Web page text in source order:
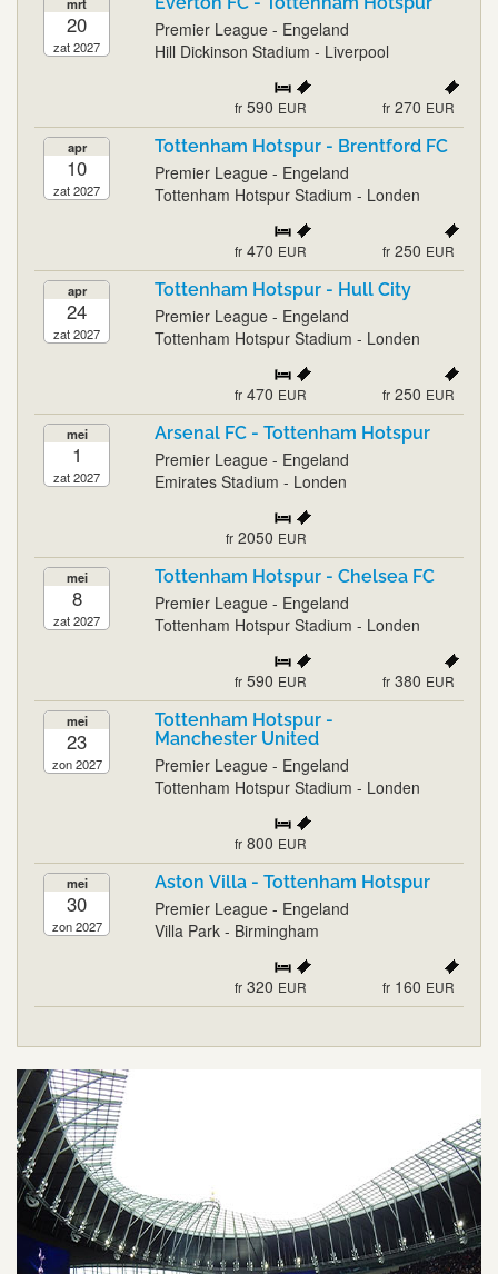
mrt
20
zat 2027
Premier League - Engeland
Hill Dickinson Stadium - Liverpool
fr 590 EUR fr 270 EUR
apr
10
zat 2027
Tottenham Hotspur - Brentford FC
Premier League - Engeland
Tottenham Hotspur Stadium - Londen
fr 470 EUR fr 250 EUR
apr
24
zat 2027
Tottenham Hotspur - Hull City
Premier League - Engeland
Tottenham Hotspur Stadium - Londen
fr 470 EUR fr 250 EUR
mei
1
zat 2027
Arsenal FC - Tottenham Hotspur
Premier League - Engeland
Emirates Stadium - Londen
fr 2050 EUR
mei
8
zat 2027
Tottenham Hotspur - Chelsea FC
Premier League - Engeland
Tottenham Hotspur Stadium - Londen
fr 590 EUR fr 380 EUR
mei
23
zon 2027
Tottenham Hotspur -
Manchester United
Premier League - Engeland
Tottenham Hotspur Stadium - Londen
fr 800 EUR
mei
30
zon 2027
Aston Villa - Tottenham Hotspur
Premier League - Engeland
Villa Park - Birmingham
fr 320 EUR fr 160 EUR